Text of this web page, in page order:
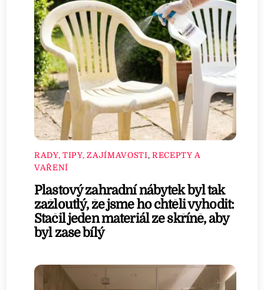
RADY, TIPY, ZAJÍMAVOSTI, RECEPTY A
VAŘENÍ
Plastový zahradní nábytek byl tak
zažloutlý, že jsme ho chtěli vyhodit:
Stačil jeden materiál ze skříně, aby
byl zase bílý